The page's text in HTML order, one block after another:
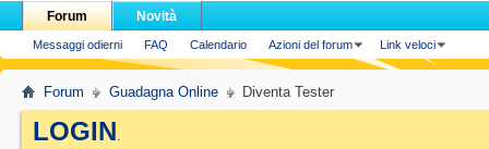
Forum
Messaggi odierni FAQ Calendario Azioni del forum Link veloci
Novità
Forum Guadagna Online Diventa Tester
LOGIN.